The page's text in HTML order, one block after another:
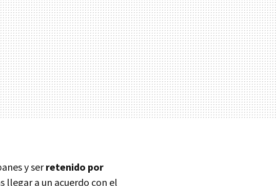
y serretenido por
llegar a un acuerdo con el